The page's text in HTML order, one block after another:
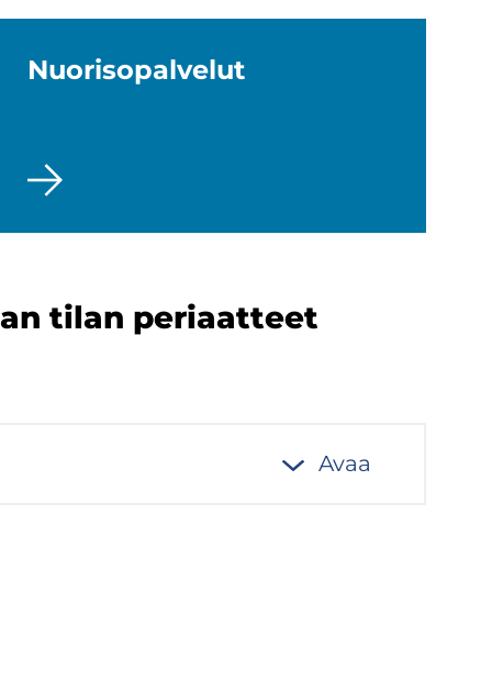
Nuo­ri­so­pal­ve­lut
tilan pe­ri­aat­teet
Avaa